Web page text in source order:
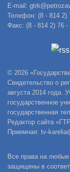
E-mail:
Телефон: (8 - 814 2)
Факс: (8 - 814 2) 76 -
© 2026
Свидетельство о
августа 2014 года.
государственное
государственная
Редактор сайта
Приемная: tv-
Все права на любые
защищены в